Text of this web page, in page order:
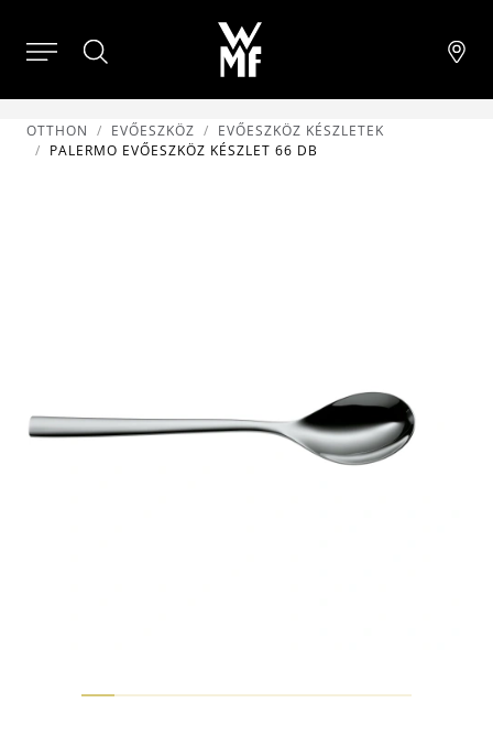
OTTHON EVŐESZKÖZ
EVŐESZKÖZ KÉSZLETEK
PALERMO EVŐESZKÖZ KÉSZLET 66 DB